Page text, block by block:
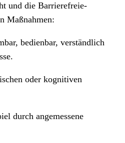
und die Barrierefreie-
Maßnahmen:
bedienbar, verständlich
oder kognitiven
durch angemessene